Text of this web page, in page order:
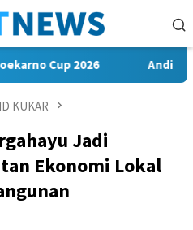
2026 Andi Satya
KUKAR
Jadi
Ekonomi Lokal